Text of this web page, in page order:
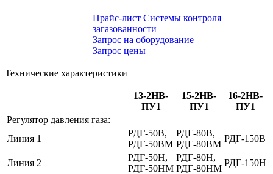
Прайс-лист Системы контроля
загазованности
Запрос на оборудование
Запрос цены
Технические характеристики
13-2НВ-
ПУ1
15-2НВ-
ПУ1
16-2НВ-
ПУ1
Регулятор давления газа:
Линия 1
РДГ-50В,
РДГ-50ВM
РДГ-80В,
РДГ-80ВM
РДГ-150В
Линия 2
РДГ-50H,
РДГ-50HM
РДГ-80H,
РДГ-80HM
РДГ-150H